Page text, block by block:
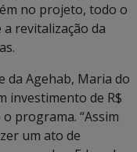
no projeto, todo o
revitalização da
da Agehab, Maria do
investimento de R$
programa. “Assim
um ato de